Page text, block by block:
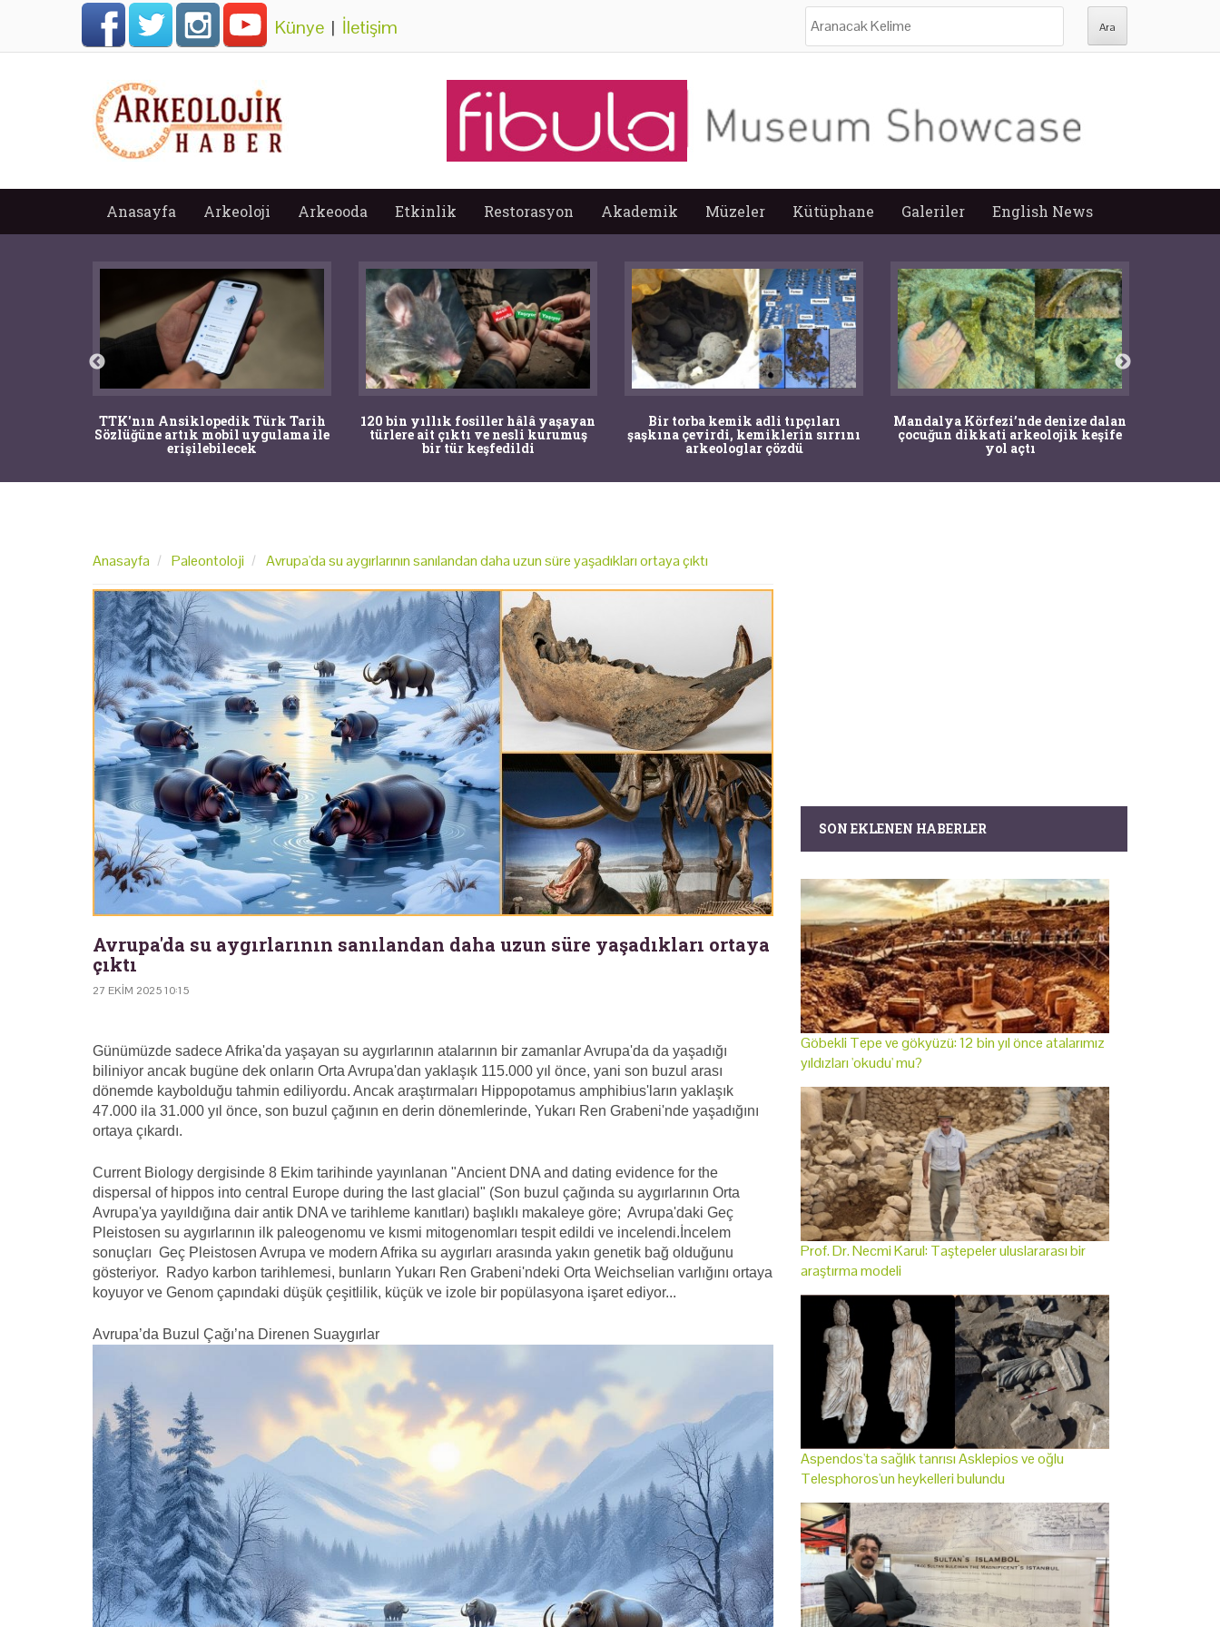
Künye | İletişim
Anasayfa Arkeoloji Arkeooda Etkinlik Restorasyon Akademik Müzeler Kütüphane Galeriler English News
TTK'nın Ansiklopedik Türk Tarih
Sözlüğüne artık mobil uygulama ile
erişilebilecek
120 bin yıllık fosiller hâlâ yaşayan
türlere ait çıktı ve nesli kurumuş
bir tür keşfedildi
Bir torba kemik adli tıpçıları
şaşkına çevirdi, kemiklerin sırrını
arkeologlar çözdü
Mandalya Körfezi’nde denize dalan
çocuğun dikkati arkeolojik keşife
yol açtı
Anasayfa Paleontoloji Avrupa'da su aygırlarının sanılandan daha uzun süre yaşadıkları ortaya çıktı
Avrupa'da su aygırlarının sanılandan daha uzun süre yaşadıkları ortaya
çıktı
27 EKIM 2025 10:15
Günümüzde sadece Afrika'da yaşayan su aygırlarının atalarının bir zamanlar Avrupa'da da yaşadığı
biliniyor ancak bugüne dek onların Orta Avrupa'dan yaklaşık 115.000 yıl önce, yani son buzul arası
dönemde kaybolduğu tahmin ediliyordu. Ancak araştırmaları Hippopotamus amphibius'ların yaklaşık
47.000 ila 31.000 yıl önce, son buzul çağının en derin dönemlerinde, Yukarı Ren Grabeni'nde yaşadığını
ortaya çıkardı.
Current Biology dergisinde 8 Ekim tarihinde yayınlanan "Ancient DNA and dating evidence for the
dispersal of hippos into central Europe during the last glacial" (Son buzul çağında su aygırlarının Orta
Avrupa'ya yayıldığına dair antik DNA ve tarihleme kanıtları) başlıklı makaleye göre; Avrupa'daki Geç
Pleistosen su aygırlarının ilk paleogenomu ve kısmi mitogenomları tespit edildi ve incelendi.İncelem
sonuçları Geç Pleistosen Avrupa ve modern Afrika su aygırları arasında yakın genetik bağ olduğunu
gösteriyor. Radyo karbon tarihlemesi, bunların Yukarı Ren Grabeni'ndeki Orta Weichselian varlığını ortaya
koyuyor ve Genom çapındaki düşük çeşitlilik, küçük ve izole bir popülasyona işaret ediyor...
Avrupa’da Buzul Çağı’na Direnen Suaygırlar
SON EKLENEN HABERLER
Göbekli Tepe ve gökyüzü: 12 bin yıl önce atalarımız
yıldızları 'okudu' mu?
Prof. Dr. Necmi Karul: Taştepeler uluslararası bir
araştırma modeli
Aspendos'ta sağlık tanrısı Asklepios ve oğlu
Telesphoros'un heykelleri bulundu